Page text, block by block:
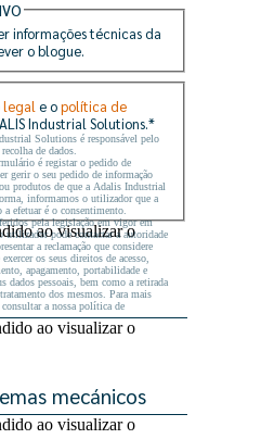
informações técnicas da
o blogue.
legal e opolítica de
Industrial Solutions.*
Solutions é responsável pelo
de dados.
é registar o pedido de
gerir o seu pedido de informação
produtos de que a Adalis Industrial
informamos o utilizador que a
efetuar é o consentimento.
pela legislação em vigor em
utilizador pode contactar a autoridade
a reclamação que considere
os seus direitos de acesso,
apagamento, portabilidade e
dados pessoais, bem como a retirada
dos mesmos. Para mais
a nossa política de
ao visualizar o
ao visualizar o
ao visualizar o